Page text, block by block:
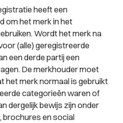
heeft een
om het merk in het
Wordt het merk na
(alle) geregistreerde
een derde partij een
De merkhouder moet
het merknormaalis gebruikt
categorieën waren of
dergelijk bewijs zijn onder
brochures en social